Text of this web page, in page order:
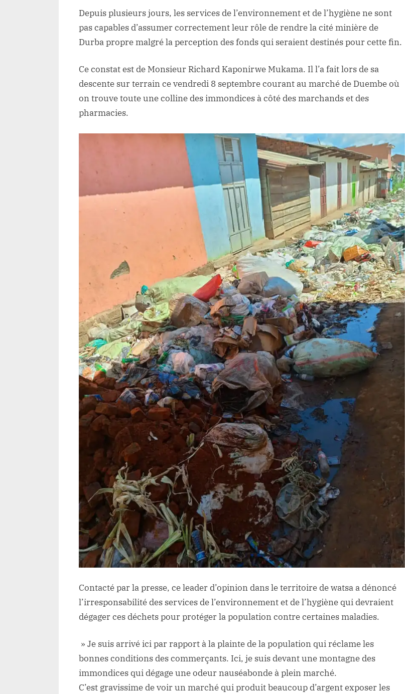
Depuis plusieurs jours, les services de l’environnement et de l’hygiène ne sont
pas capables d’assumer correctement leur rôle de rendre la cité minière de
Durba propre malgré la perception des fonds qui seraient destinés pour cette fin.
Ce constat est de Monsieur Richard Kaponirwe Mukama. Il l’a fait lors de sa
descente sur terrain ce vendredi 8 septembre courant au marché de Duembe où
on trouve toute une colline des immondices à côté des marchands et des
pharmacies.
Contacté par la presse, ce leader d’opinion dans le territoire de watsa a dénoncé
l’irresponsabilité des services de l’environnement et de l’hygiène qui devraient
dégager ces déchets pour protéger la population contre certaines maladies.
» Je suis arrivé ici par rapport à la plainte de la population qui réclame les
bonnes conditions des commerçants. Ici, je suis devant une montagne des
immondices qui dégage une odeur nauséabonde à plein marché.
C’est gravissime de voir un marché qui produit beaucoup d’argent exposer les